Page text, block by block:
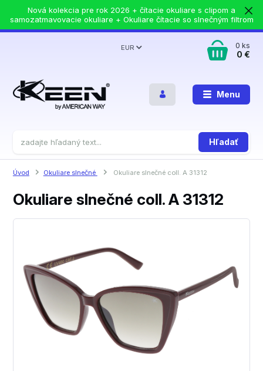
Nová kolekcia pre rok 2026 + čítacie okuliare s clipom a
samozatmavovacie okuliare + Okuliare čítacie so slnečným filtrom
Menu
EUR
Hľadať
0ks
0 €
Úvod Okuliare slnečné Okuliare slnečné coll. A 31312
Okuliare slnečné coll. A 31312